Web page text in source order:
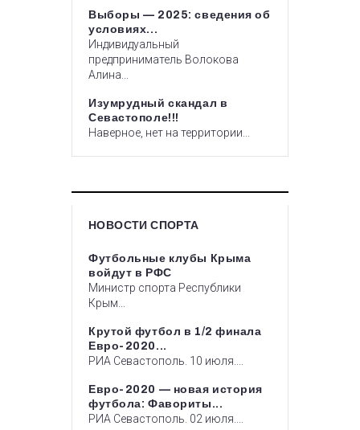
Выборы — 2025: сведения об
условиях...
Индивидуальный
предприниматель Волокова
Алина...
Изумрудный скандал в
Севастополе!!!
Наверное, нет на территории...
НОВОСТИ СПОРТА
Футбольные клубы Крыма
войдут в РФС
Министр спорта Республики
Крым...
Крутой футбол в 1/2 финала
Евро-2020...
РИА Севастополь. 10 июля....
Евро-2020 — новая история
футбола: Фавориты...
РИА Севастополь. 02 июля....